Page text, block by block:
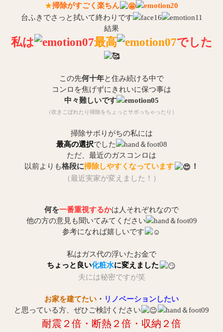
★掃除がすごく楽ちん
台ふきでさっと拭いて終わりです
結果
私は 最高 でした
この先何十年と住み続ける中で
コンロを焦げずにきれいに保つ事は
中々難しいです
（吹きこぼれたり掃除をちょっとサボっちゃったり）
掃除サボりがちの私には
最高の選択でした
ただ、最近のガスコンロは
以前よりも格段に掃除しやすくなっています
！
（最近実家が変えました！）
何を一番重視するかは人それぞれなので
他の方の意見も聞いてみてください
参考になれば嬉しいです
私はガス代の浮いたお金で
ちょっと良い化粧水に変えました
夫には秘密ですが笑
お家を建てたい ・ リノベーションしたい
と思っている方、ぜひご検討ください
耐震２倍・断熱２倍・収納２倍